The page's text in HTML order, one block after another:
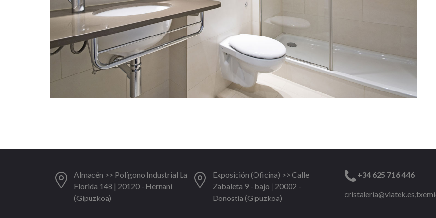
Almacén >> Polígono Industrial La
Florida 148 | 20120 - Hernani
(Gipuzkoa)
Exposición (Oficina) >> Calle
Zabaleta 9 - bajo | 20002 -
Donostia (Gipuzkoa)
+34 625 716 446